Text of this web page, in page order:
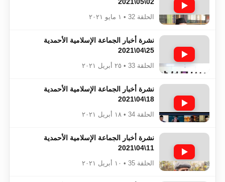
الحلقة 32 • ١ مايو ٢٠٢١
نشرة أخبار الجماعة الإسلامية الأحمدية
25\04\2021
الحلقة 33 • ٢٥ أبريل ٢٠٢١
نشرة أخبار الجماعة الإسلامية الأحمدية
18\04\2021
الحلقة 34 • ١٨ أبريل ٢٠٢١
نشرة أخبار الجماعة الإسلامية الأحمدية
11\04\2021
الحلقة 35 • ١٠ أبريل ٢٠٢١